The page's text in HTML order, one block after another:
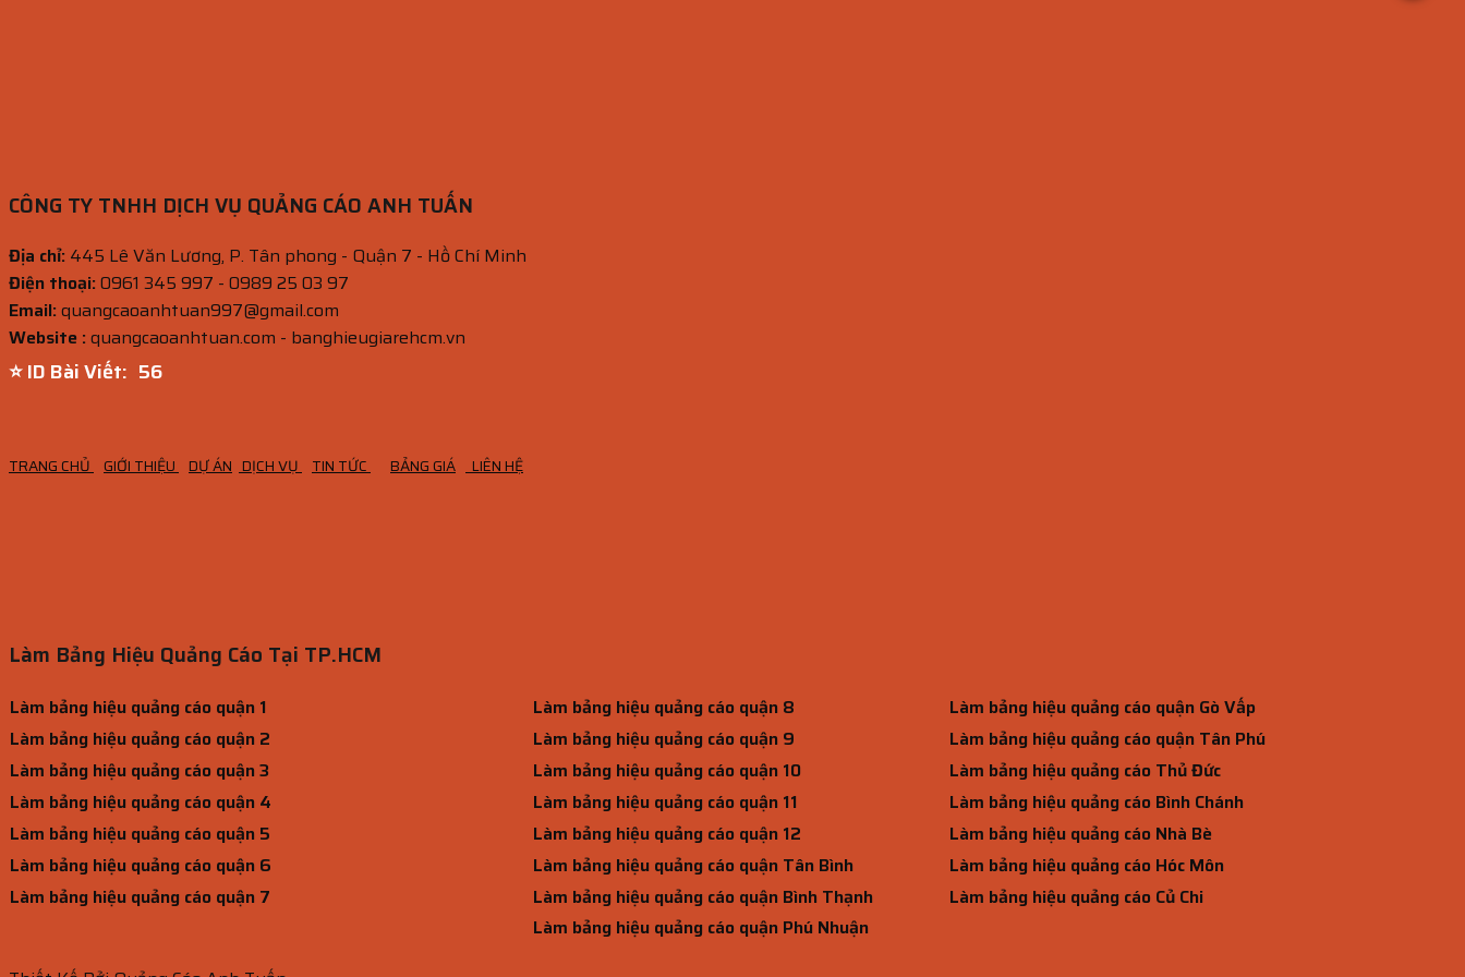
CÔNG TY TNHH DỊCH VỤ QUẢNG CÁO ANH TUẤN
Địa chỉ: 445 Lê Văn Lương, P. Tân phong - Quận 7 - Hồ Chí Minh
Điện thoại:0961 345 997 - 0989 25 03 97
Email:quangcaoanhtuan997@gmail.com
Website :quangcaoanhtuan.com - banghieugiarehcm.vn
⭐ ID Bài Viết: 55
TRANG CHỦ GIỚI THIỆU DỰ ÁN DỊCH VỤ TIN TỨC BẢNG GIÁ LIÊN HỆ
Làm Bảng Hiệu Quảng Cáo Tại TP.HCM
Làm bảng hiệu quảng cáo quận 1 Làm bảng hiệu quảng cáo quận 8
Làm bảng hiệu quảng cáo quận Gò Vấp
Làm bảng hiệu quảng cáo quận 2
Làm bảng hiệu quảng cáo quận 9
Làm bảng hiệu quảng cáo quận Tân Phú
Làm bảng hiệu quảng cáo quận 3
Làm bảng hiệu quảng cáo quận 10
Làm bảng hiệu quảng cáo Thủ Đức
Làm bảng hiệu quảng cáo quận 4
Làm bảng hiệu quảng cáo quận 11
Làm bảng hiệu quảng cáo Bình Chánh
Làm bảng hiệu quảng cáo quận 5
Làm bảng hiệu quảng cáo quận 12
Làm bảng hiệu quảng cáo Nhà Bè
Làm bảng hiệu quảng cáo quận 6
Làm bảng hiệu quảng cáo quận Tân Bình
Làm bảng hiệu quảng cáo Hóc Môn
Làm bảng hiệu quảng cáo quận 7
Làm bảng hiệu quảng cáo quận Bình Thạnh
Làm bảng hiệu quảng cáo Củ Chi
Làm bảng hiệu quảng cáo quận Phú Nhuận